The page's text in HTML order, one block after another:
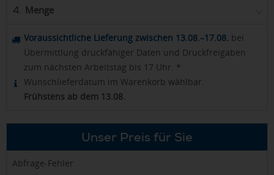
4. Menge
Voraussichtliche Lieferung zwischen 13.08.–17.08. bei
Übermittlung druckfähiger Daten und Druckfreigaben
zum nächsten Arbeitstag bis 17 Uhr. *
Wunschlieferdatum im Warenkorb wählbar.
Frühstens ab dem 13.08.
Unser Preis für Sie
Abfrage-Fehler